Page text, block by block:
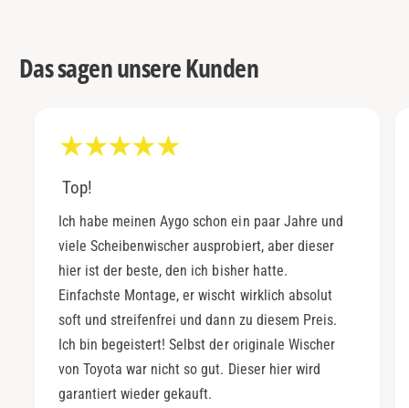
Das sagen unsere Kunden
Top!
Ich habe meinen Aygo schon ein paar Jahre und
viele Scheibenwischer ausprobiert, aber dieser
hier ist der beste, den ich bisher hatte.
Einfachste Montage, er wischt wirklich absolut
soft und streifenfrei und dann zu diesem Preis.
Ich bin begeistert! Selbst der originale Wischer
von Toyota war nicht so gut. Dieser hier wird
garantiert wieder gekauft.